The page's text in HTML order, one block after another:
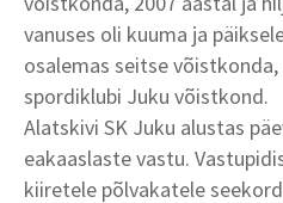
vanuses oli kuuma ja
osalemas seitse
spordiklubi Juku võistkond.
Alatskivi SK Juku alustas
eakaaslaste vastu.
kiiretele põlvakatele